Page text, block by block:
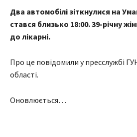
Два автомобілі зіткнулися на
стався близько 18:00. 39-річну
до лікарні.
Про це повідомили у пресслужбі
області.
Оновлюється…